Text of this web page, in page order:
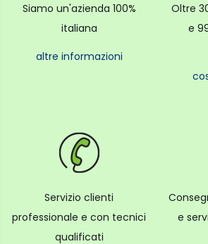
Siamo un'azienda 100%
italiana
altre informazioni
Oltre
e
Servizio clienti
professionale e con tecnici
qualificati
e